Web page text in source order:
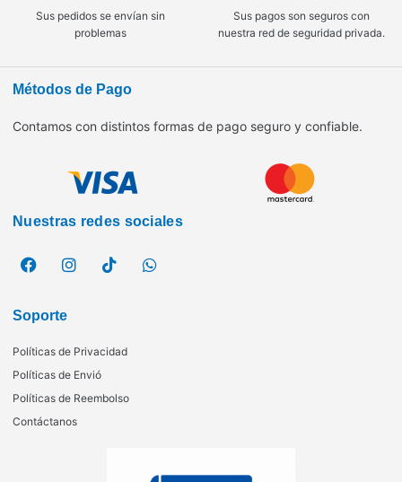
Sus pedidos se envían sin
problemas
Sus pagos son seguros con
nuestra red de seguridad privada.
Métodos de Pago
Contamos con distintos formas de pago seguro y confiable.
Nuestras redes sociales
Soporte
Políticas de Privacidad
Políticas de Envió
Políticas de Reembolso
Contáctanos